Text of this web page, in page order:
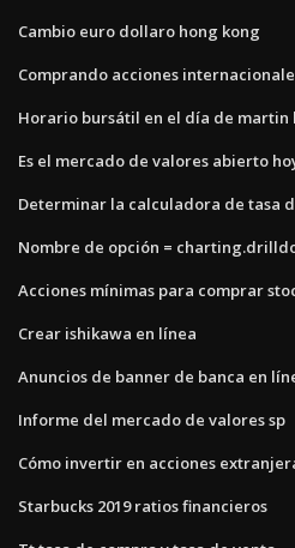
Cambio euro dollaro hong kong
Comprando acciones
Horario bursátil en el día de martin
Es el mercado de valores abierto
Determinar la calculadora de tasa
Nombre de opción =
Acciones mínimas para comprar
Crear ishikawa en línea
Anuncios de banner de banca en
Informe del mercado de valores sp
Cómo invertir en acciones
Starbucks 2019 ratios financieros